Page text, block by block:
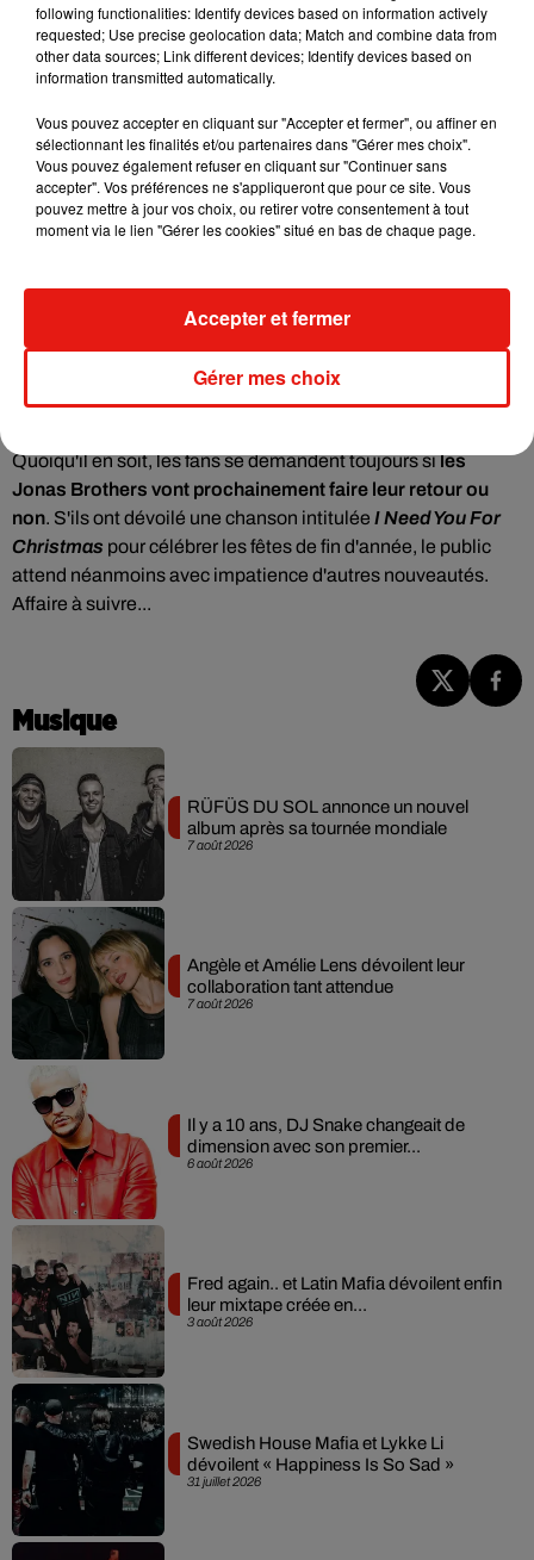
Voir cette publication sur Instagram
Quoiqu'il en soit, les fans se demandent toujours siles
Jonas Brothers vont prochainement faire leur retour ou
non. S'ils ont dévoilé une chanson intitulée I Need You For
Christmas pour célébrer les fêtes de fin d'année, le public
attend néanmoins avec impatience d'autres nouveautés.
Affaire à suivre...
Musique
7 août 2026
RÜFÜS DU SOL annonce un nouvel
album après sa tournée mondiale
7 août 2026
Angèle et Amélie Lens dévoilent leur
collaboration tant attendue
6 août 2026
Il y a 10 ans, DJ Snake changeait de
dimension avec son premier...
3 août 2026
Fred again.. et Latin Mafia dévoilent enfin
leur mixtape créée en...
31 juillet 2026
Swedish House Mafia et Lykke Li
dévoilent « Happiness Is So Sad »
following functionalities: Identify devices based on information actively
requested; Use precise geolocation data; Match and combine data from
other data sources; Link different devices; Identify devices based on
information transmitted automatically.
Vous pouvez accepter en cliquant sur "Accepter et fermer", ou affiner en
sélectionnant les finalités et/ou partenaires dans "Gérer mes choix".
Vous pouvez également refuser en cliquant sur "Continuer sans
accepter". Vos préférences ne s'appliqueront que pour ce site. Vous
pouvez mettre à jour vos choix, ou retirer votre consentement à tout
moment via le lien "Gérer les cookies" situé en bas de chaque page.
Gérer mes choix
Accepter et fermer